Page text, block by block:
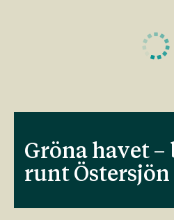
Gröna havet
runt Östersjön